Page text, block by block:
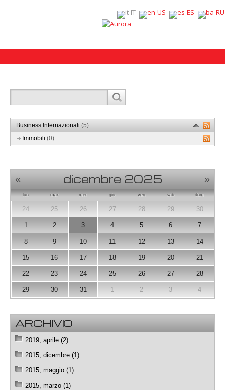
Business Internazionali (5)
Immobili (0)
« dicembre 2025 »
lun mar mer gio ven sab dom
24 25 26 27 28 29 30
1 2 3 4 5 6 7
8 9 10 11 12 13 14
15 16 17 18 19 20 21
22 23 24 25 26 27 28
29 30 31 1 2 3 4
ARCHIVIO
2019, aprile (2)
2015, dicembre (1)
2015, maggio (1)
2015, marzo (1)